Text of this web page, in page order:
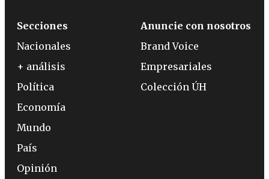
Secciones
Nacionales
+ análisis
Política
Economía
Mundo
País
Opinión
Anuncie con nosotros
Brand Voice
Empresariales
Colección ÚH